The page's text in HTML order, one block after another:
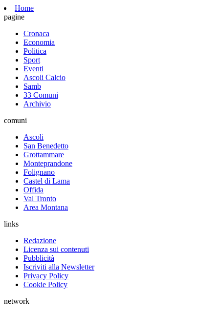
Home
pagine
Cronaca
Economia
Politica
Sport
Eventi
Ascoli Calcio
Samb
33 Comuni
Archivio
comuni
Ascoli
San Benedetto
Grottammare
Monteprandone
Folignano
Castel di Lama
Offida
Val Tronto
Area Montana
links
Redazione
Licenza sui contenuti
Pubblicità
Iscriviti alla Newsletter
Privacy Policy
Cookie Policy
network